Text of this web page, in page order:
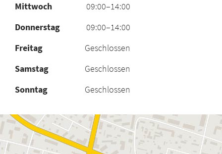
Mittwoch
09:00–14:00
Donnerstag
09:00–14:00
Freitag
Geschlossen
Samstag
Geschlossen
Sonntag
Geschlossen